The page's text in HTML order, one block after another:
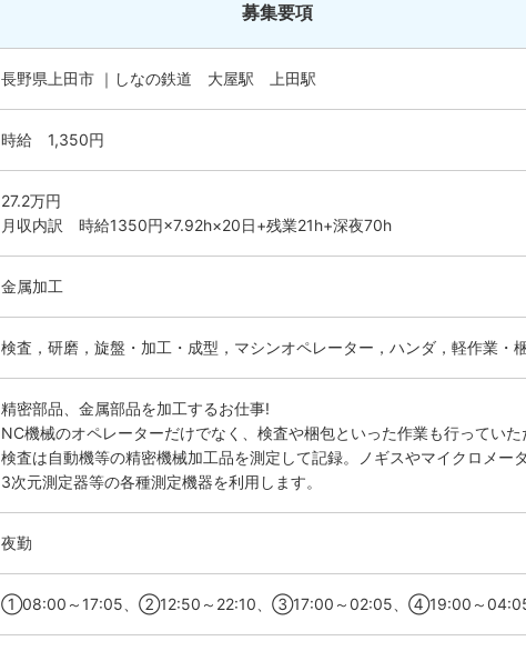
募集要項
長野県上田市 ｜しなの鉄道 大屋駅 上田駅
時給 1,350円
27.2万円
月収内訳 時給1350円×7.92h×20日+残業21h+深夜70h
金属加工
検査，研磨，旋盤・加工・成型，マシンオペレーター，ハンダ，軽作業・
精密部品、金属部品を加工するお仕事!
NC機械のオペレーターだけでなく、検査や梱包といった作業も行ってい
検査は自動機等の精密機械加工品を測定して記録。ノギスやマイクロメー
3次元測定器等の各種測定機器を利用します。
夜勤
①08:00～17:05、②12:50～22:10、③17:00～02:05、④19:00～